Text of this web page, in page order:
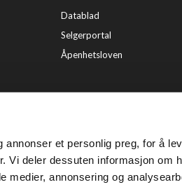
et personlig preg, for å
Vi deler dessuten informasjon om
medier, annonsering og
Datablad
Selgerportal
Åpenhetsloven